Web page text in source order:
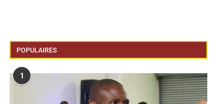
POPULAIRES
1